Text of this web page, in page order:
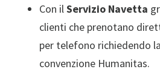
Con ilServizio Navetta
clienti che prenotano
per telefono richiedendo
convenzione Humanitas.